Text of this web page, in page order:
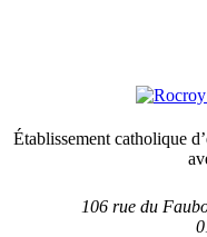
Établissement catholique
106 rue du